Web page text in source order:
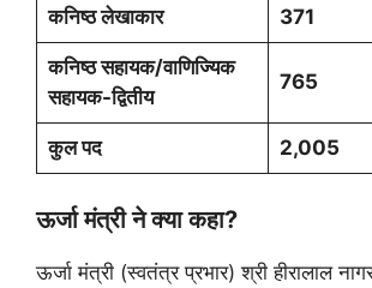
कनिष्ठ लेखाकार 371
कनिष्ठ सहायक/वाणिज्यिक
सहायक-द्वितीय
765
कुल पद 2,005
ऊर्जा मंत्री ने क्या कहा?
ऊर्जा मंत्री (स्वतंत्र प्रभार) श्री हीरालाल